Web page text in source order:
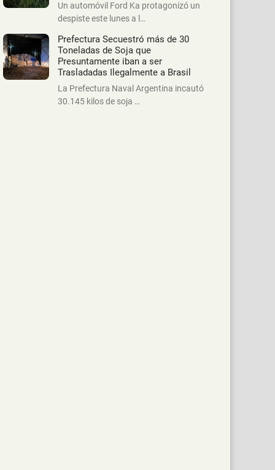
Un automóvil Ford Ka protagonizó un
despiste este lunes a l…
Prefectura Secuestró más de 30
Toneladas de Soja que
Presuntamente iban a ser
Trasladadas Ilegalmente a Brasil
La Prefectura Naval Argentina incautó
30.145 kilos de soja …